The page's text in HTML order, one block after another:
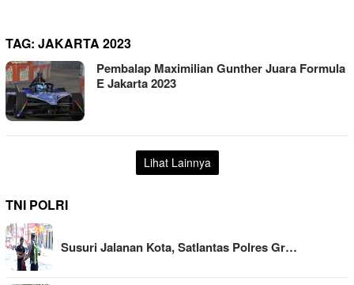
TAG: JAKARTA 2023
Pembalap Maximilian Gunther Juara Formula
E Jakarta 2023
Lihat Lainnya
TNI POLRI
Susuri Jalanan Kota, Satlantas Polres Gr…